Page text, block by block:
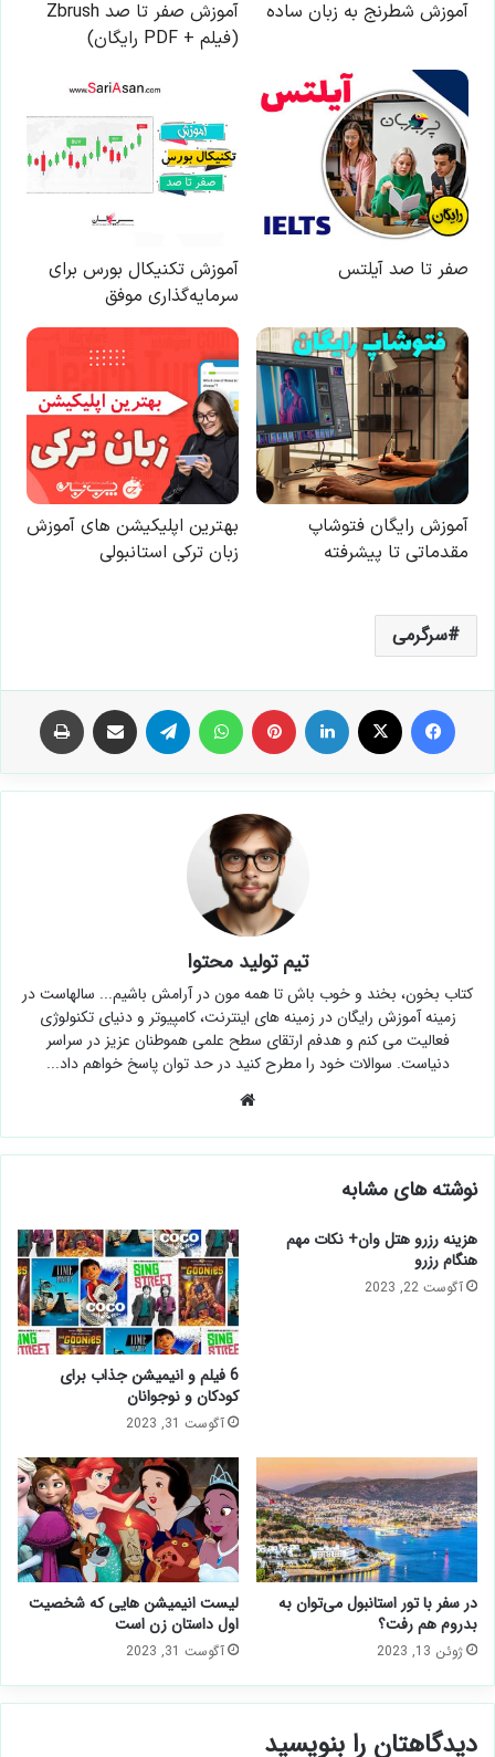
سرگرمی
فیس بوک لینکدین ‫پین‌ترست تلگرام اشتراک گذاری از طریق ایمیل
تیم تولید محتوا
کتاب بخون، بخند و خوب باش تا همه مون در آرامش باشیم... سالهاست در
زمینه آموزش رایگان در زمینه های اینترنت، کامپیوتر و دنیای تکنولوژی
فعالیت می کنم و هدفم ارتقای سطح علمی هموطنان عزیز در سراسر
دنیاست. سوالات خود را مطرح کنید در حد توان پاسخ خواهم داد...
نوشته های مشابه
هزینه رزرو هتل وان+ نکات مهم
هنگام رزرو
آگوست 22, 2023
6 فیلم و انیمیشن جذاب برای
کودکان و نوجوانان
آگوست 31, 2023
در سفر با تور استانبول می‌توان به
بدروم هم رفت؟
ژوئن 13, 2023
لیست انیمیشن هایی که شخصیت
اول داستان زن است
آگوست 31, 2023
دیدگاهتان را بنویسید